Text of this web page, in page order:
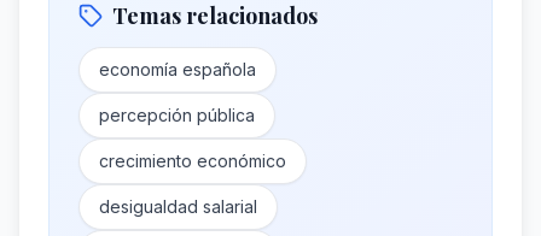
Temas relacionados
economía española
percepción pública
crecimiento económico
desigualdad salarial